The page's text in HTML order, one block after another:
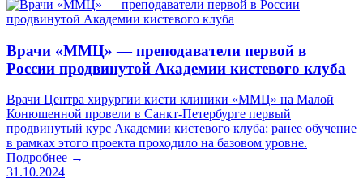
Врачи «ММЦ» — преподаватели первой в
России продвинутой Академии кистевого клуба
Врачи Центра хирургии кисти клиники «ММЦ» на Малой
Конюшенной провели в Санкт-Петербурге первый
продвинутый курс Академии кистевого клуба: ранее обучение
в рамках этого проекта проходило на базовом уровне.
Подробнее →
31.10.2024